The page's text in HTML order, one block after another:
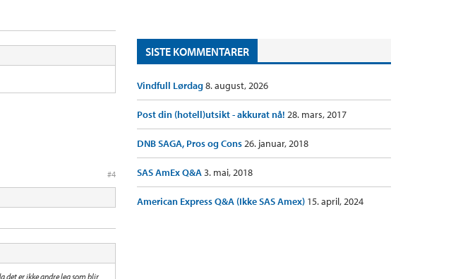
#4
det er ikke andre leg som blir
SISTE KOMMENTARER
Vindfull Lørdag8. august, 2026
Post din (hotell)utsikt - akkurat nå! 28. mars, 2017
DNB SAGA, Pros og Cons26. januar, 2018
SAS AmEx Q&A3. mai, 2018
American Express Q&A (Ikke SAS Amex) 15. april, 2024